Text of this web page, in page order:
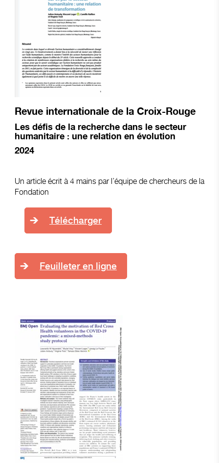
Revue internationale de la Croix-Rouge
Les défis de la recherche dans le secteur
humanitaire : une relation en évolution
2024
Un article écrit à 4 mains par l’équipe de chercheurs de la
Fondation
Télécharger
Feuilleter en ligne